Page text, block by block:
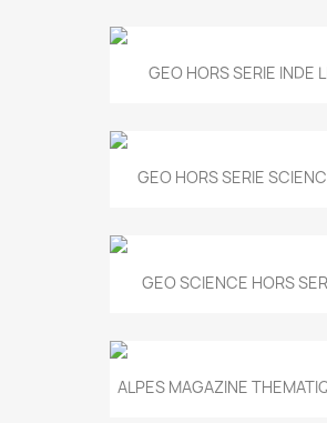
GEO HORS SERIE INDE
GEO HORS SERIE
GEO SCIENCE HORS
ALPES MAGAZINE